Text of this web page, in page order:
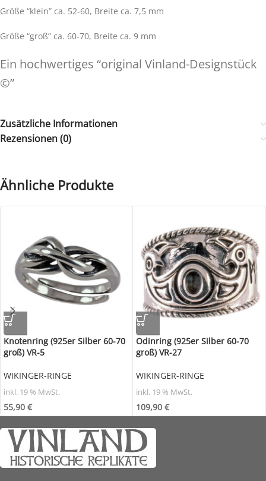
Größe “klein” ca. 52-60, Breite ca. 7,5 mm
Größe “groß” ca. 60-70, Breite ca. 9 mm
Ein hochwertiges “original Vinland-Designstück
©”
Zusätzliche Informationen
Rezensionen (0)
Ähnliche Produkte
Knotenring (925er Silber 60-70
groß) VR-5
WIKINGER-RINGE
inkl. 19 % MwSt.
55,90 €
Odinring (925er Silber 60-70
groß) VR-27
WIKINGER-RINGE
inkl. 19 % MwSt.
109,90 €